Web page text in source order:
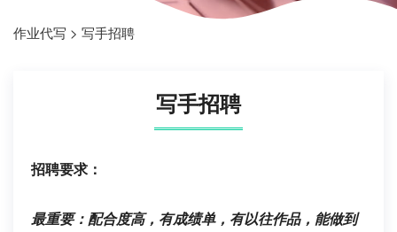
作业代写 > 写手招聘
写手招聘
招聘要求：
最重要：配合度高，有成绩单，有以往作品，能做到